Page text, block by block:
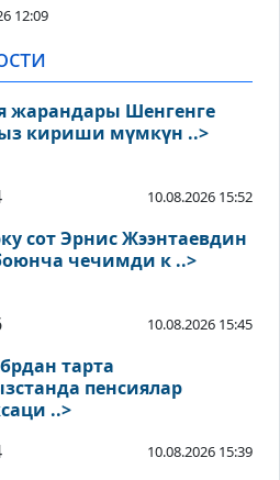
12:09
жарандары Шенгенге
кириши мүмкүн ..>
10.08.2026 15:52
сот Эрнис Жээнтаевдин
чечимди к ..>
10.08.2026 15:45
тарта
пенсиялар
..>
10.08.2026 15:39